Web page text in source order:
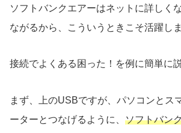
ソフトバンクエアーはネットに詳しく
ながるから、こういうときこそ活躍しま
接続でよくある困った！を例に簡単に
まず、上のUSBですが、パソコンとス
ーターとつなげるように、 ソフトバン